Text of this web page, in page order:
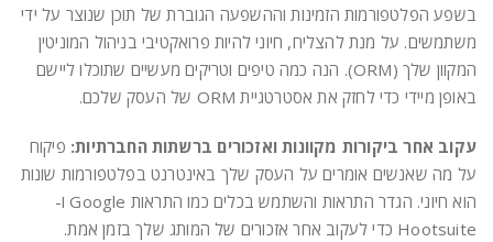
בשפע הפלטפורמות הזמינות וההשפעה הגוברת של תוכן שנוצר על ידי
משתמשים. על מנת להצליח, חיוני להיות פרואקטיבי בניהול המוניטין
המקוון שלך (ORM). הנה כמה טיפים וטריקים מעשיים שתוכלו ליישם
באופן מיידי כדי לחזק את אסטרטגיית ORM של העסק שלכם.
עקוב אחר ביקורות מקוונות ואזכורים ברשתות החברתיות: פיקוח
על מה שאנשים אומרים על העסק שלך באינטרנט בפלטפורמות שונות
הוא חיוני. הגדר התראות והשתמש בכלים כמו התראות Google ו-
Hootsuite כדי לעקוב אחר אזכורים של המותג שלך בזמן אמת.